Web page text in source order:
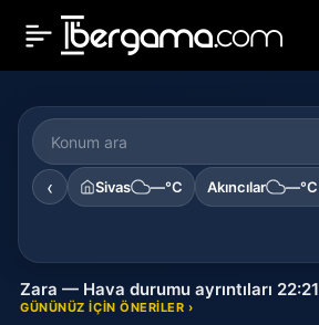
Konum
ara
‹ Sivas —°C Akıncılar —°C
Zara — Hava durumu ayrıntıları 22:21
GÜNÜNÜZ IÇIN ÖNERILER ›